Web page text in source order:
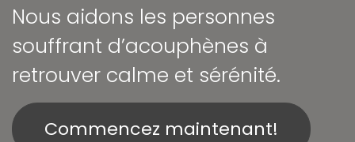
Nous aidons les personnes
souffrant d’acouphènes à
retrouver calme et sérénité.
Commencez maintenant!